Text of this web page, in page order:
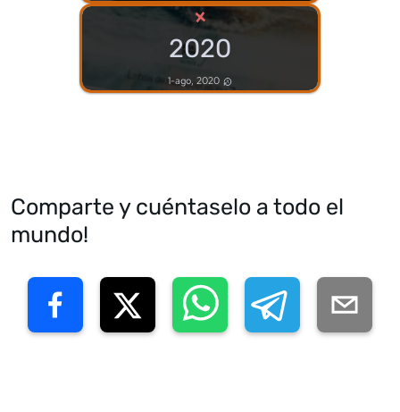
×
2020
1-ago, 2020
Comparte y cuéntaselo a todo el
mundo!